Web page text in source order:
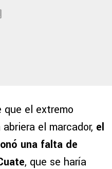
que el extremo
el marcador, el
una falta de
, que se haría